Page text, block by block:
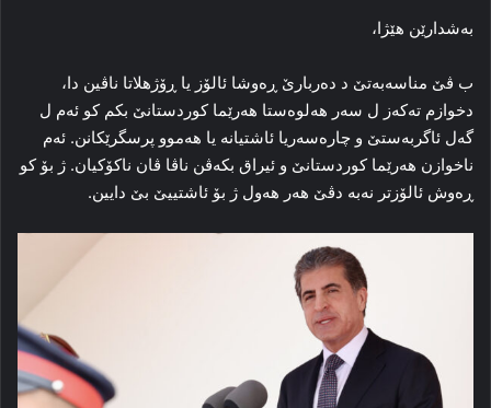
به‌شدارێن هێژا،
ب ڤێ مناسه‌به‌تێ د ده‌ربارێ ڕه‌وشا ئالۆز یا ڕۆژهلاتا ناڤین دا،
دخوازم ته‌که‌ز ل سه‌ر هه‌لوه‌ستا هه‌رێما کوردستانێ بکم کو ئه‌م ل
گه‌ل ئاگربه‌ستێ و چاره‌سه‌ریا ئاشتیانه‌ یا هه‌موو پرسگرێکانن. ئه‌م
ناخوازن هه‌رێما کوردستانێ و ئیراق بکه‌ڤن ناڤا ڤان ناکۆکیان. ژ بۆ کو
ڕه‌وش ئالۆزتر نه‌به‌ دڤێ هه‌ر هه‌ول ژ بۆ ئاشتییێ بێ دایین.